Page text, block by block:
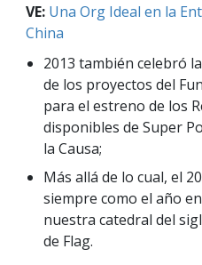
VE: Una Org Ideal en la
China
2013 también celebró
de los proyectos del
para el estreno de los
disponibles de Super
la Causa;
Más allá de lo cual, el
siempre como el año
nuestra catedral del
de Flag.